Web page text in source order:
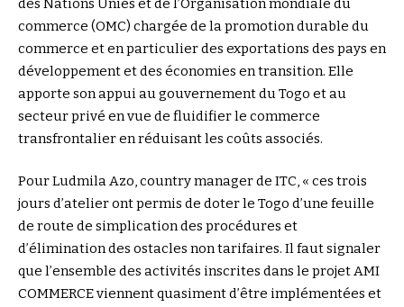
des Nations Unies et de l’Organisation mondiale du
commerce (OMC) chargée de la promotion durable du
commerce et en particulier des exportations des pays en
développement et des économies en transition. Elle
apporte son appui au gouvernement du Togo et au
secteur privé en vue de fluidifier le commerce
transfrontalier en réduisant les coûts associés.
Pour Ludmila Azo, country manager de ITC, « ces trois
jours d’atelier ont permis de doter le Togo d’une feuille
de route de simplication des procédures et
d’élimination des ostacles non tarifaires. Il faut signaler
que l’ensemble des activités inscrites dans le projet AMI
COMMERCE viennent quasiment d’être implémentées et